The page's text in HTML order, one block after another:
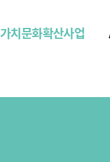
가치문화확산사업